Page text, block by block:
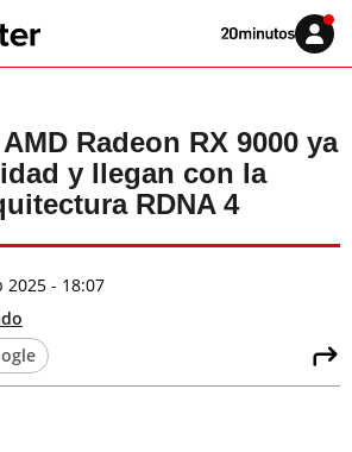
Volver
Iniciar
sesión
Radeon RX 9000 ya
y llegan con la
RDNA 4
2025 - 18:07